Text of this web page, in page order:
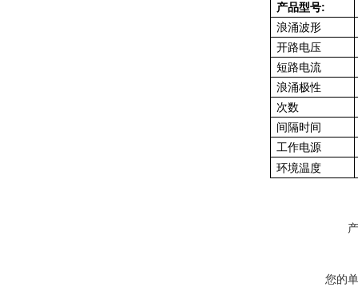
产品型号:
浪涌波形
开路电压
短路电流
浪涌极性
次数
间隔时间
工作电源
环境温度
您的